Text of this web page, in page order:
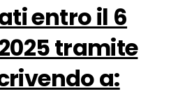
entro il 6
tramite
a: